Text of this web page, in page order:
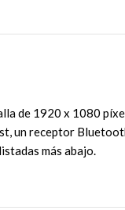
de 1920 x 1080
un receptor
más abajo.